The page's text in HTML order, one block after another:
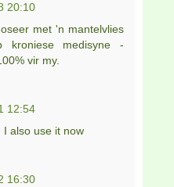
20:10
met 'n mantelvlies
medisyne -
vir my.
12:54
I also use it now
16:30